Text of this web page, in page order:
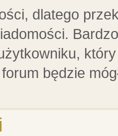
dlatego
będzie